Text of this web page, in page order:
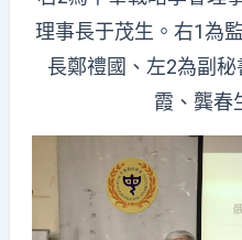
理事長于茂生。右1為
長鄭禮國、左2為副
霞、龔春